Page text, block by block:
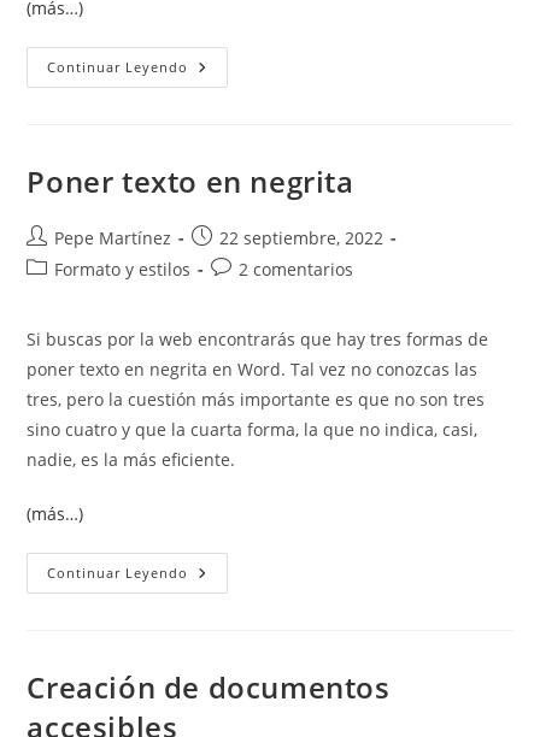
(más…)
Continuar Leyendo Ilustraciones.
Texto
Poner texto en negrita
Autor
de
Pepe Martínez
Publicación
de
22 septiembre, 2022
Categoría
entrada:
Formato y estilos
Comentarios
entrada:
2 comentarios
Si buscas por la web encontrarás que hay tres formas de
poner texto en negrita en Word. Tal vez no conozcas las
tres, pero la cuestión más importante es que no son tres
sino cuatro y que la cuarta forma, la que no indica, casi,
nadie, es la más eficiente.
(más…)
Continuar Leyendo Poner
Texto
Creación de documentos
accesibles